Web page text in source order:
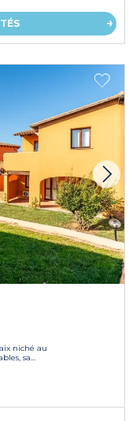
niché au
sa...